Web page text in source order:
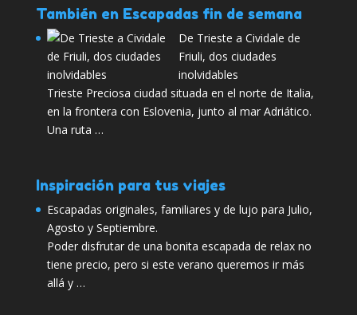
También en Escapadas fin de semana
De Trieste a Cividale de
Friuli, dos ciudades
inolvidables
Trieste Preciosa ciudad situada en el norte de Italia,
en la frontera con Eslovenia, junto al mar Adriático.
Una ruta …
Inspiración para tus viajes
Escapadas originales, familiares y de lujo para Julio,
Agosto y Septiembre.
Poder disfrutar de una bonita escapada de relax no
tiene precio, pero si este verano queremos ir más
allá y …